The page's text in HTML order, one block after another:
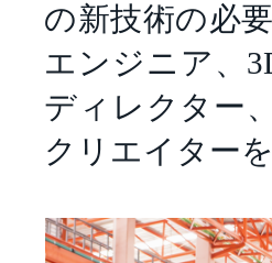
の新技術の必
エンジニア、
ディレクター
クリエイター